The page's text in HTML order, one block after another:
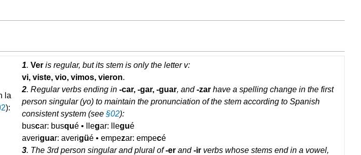
la
):
1.Ver is regular, but its stem is only the letter v:
vi, viste, vio, vimos, vieron.
2. Regular verbs ending in-car, -gar, -guar, and-zar have a spelling change in the first
person singular (yo) to maintain the pronunciation of the stem according to Spanish
consistent system (see§02):
buscar: busqué • llegar: llegué
averiguar: averigüé • empezar: empecé
3. The 3rd person singular and plural of-er and-ir verbs whose stems end in a vowel,